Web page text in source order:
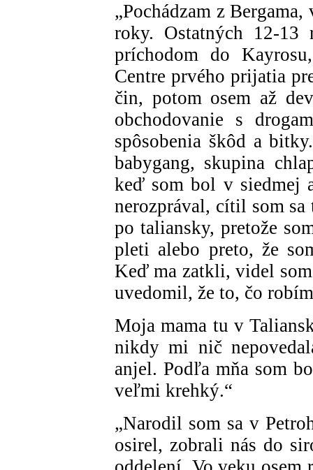
„Pochádzam z
roky. Ostatných 12-
príchodom do
Centre prvého prijatia
čin, potom osem až
obchodovanie s
spôsobenia škôd a
babygang, skupina
keď som bol v siedmej
nerozprával, cítil som sa
po taliansky, pretože
pleti alebo preto, že
Keď ma zatkli, videl
uvedomil, že to, čo
Moja mama tu v
nikdy mi nič
anjel. Podľa mňa som
veľmi krehký.“
„Narodil som sa v
osirel, zobrali nás do